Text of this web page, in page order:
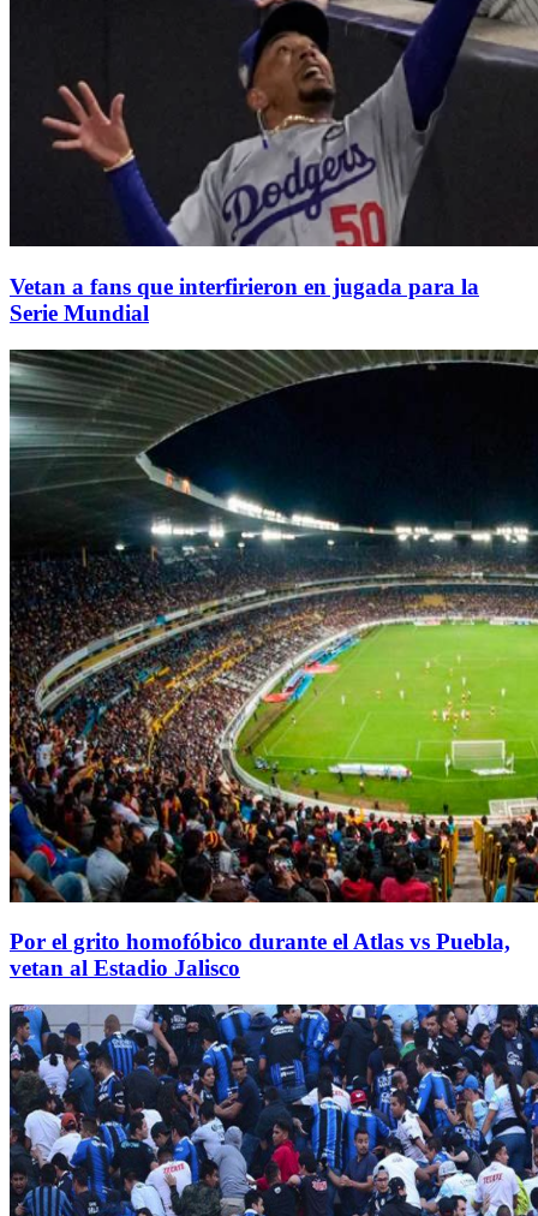
Vetan a fans que interfirieron en jugada para la
Serie Mundial
Por el grito homofóbico durante el Atlas vs Puebla,
vetan al Estadio Jalisco